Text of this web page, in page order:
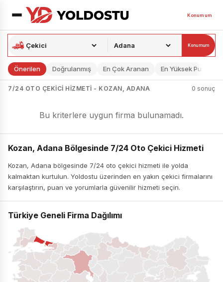
Konumum
Konumum
Önerilen Doğrulanmış En Çok Aranan En Yüksek Puan
7/24 OTO ÇEKICI HIZMETI - KOZAN, ADANA 0 sonuç
Bu kriterlere uygun firma bulunamadı.
Kozan, Adana Bölgesinde 7/24 Oto Çekici Hizmeti
Kozan, Adana bölgesinde 7/24 oto çekici hizmeti ile yolda
kalmaktan kurtulun. Yoldostu üzerinden en yakın çekici firmalarını
karşılaştırın, puan ve yorumlarla güvenilir hizmeti seçin.
Türkiye Geneli Firma Dağılımı